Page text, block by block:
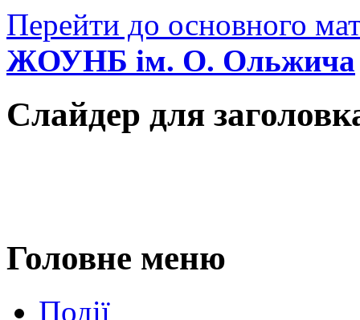
Перейти до основного
ЖОУНБ ім. О. Ольжича
Слайдер для
Головне меню
Події